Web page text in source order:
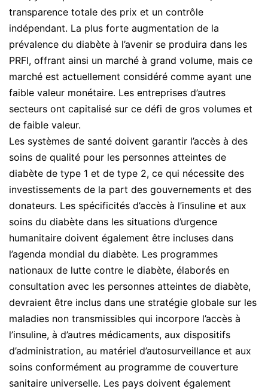
transparence totale des prix et un contrôle
indépendant. La plus forte augmentation de la
prévalence du diabète à l’avenir se produira dans les
PRFI, offrant ainsi un marché à grand volume, mais ce
marché est actuellement considéré comme ayant une
faible valeur monétaire. Les entreprises d’autres
secteurs ont capitalisé sur ce défi de gros volumes et
de faible valeur.
Les systèmes de santé doivent garantir l’accès à des
soins de qualité pour les personnes atteintes de
diabète de type 1 et de type 2, ce qui nécessite des
investissements de la part des gouvernements et des
donateurs. Les spécificités d’accès à l’insuline et aux
soins du diabète dans les situations d’urgence
humanitaire doivent également être incluses dans
l’agenda mondial du diabète. Les programmes
nationaux de lutte contre le diabète, élaborés en
consultation avec les personnes atteintes de diabète,
devraient être inclus dans une stratégie globale sur les
maladies non transmissibles qui incorpore l’accès à
l’insuline, à d’autres médicaments, aux dispositifs
d’administration, au matériel d’autosurveillance et aux
soins conformément au programme de couverture
sanitaire universelle. Les pays doivent également